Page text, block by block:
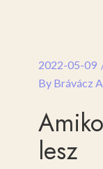
2022-05-09
By Brávácz
lesz